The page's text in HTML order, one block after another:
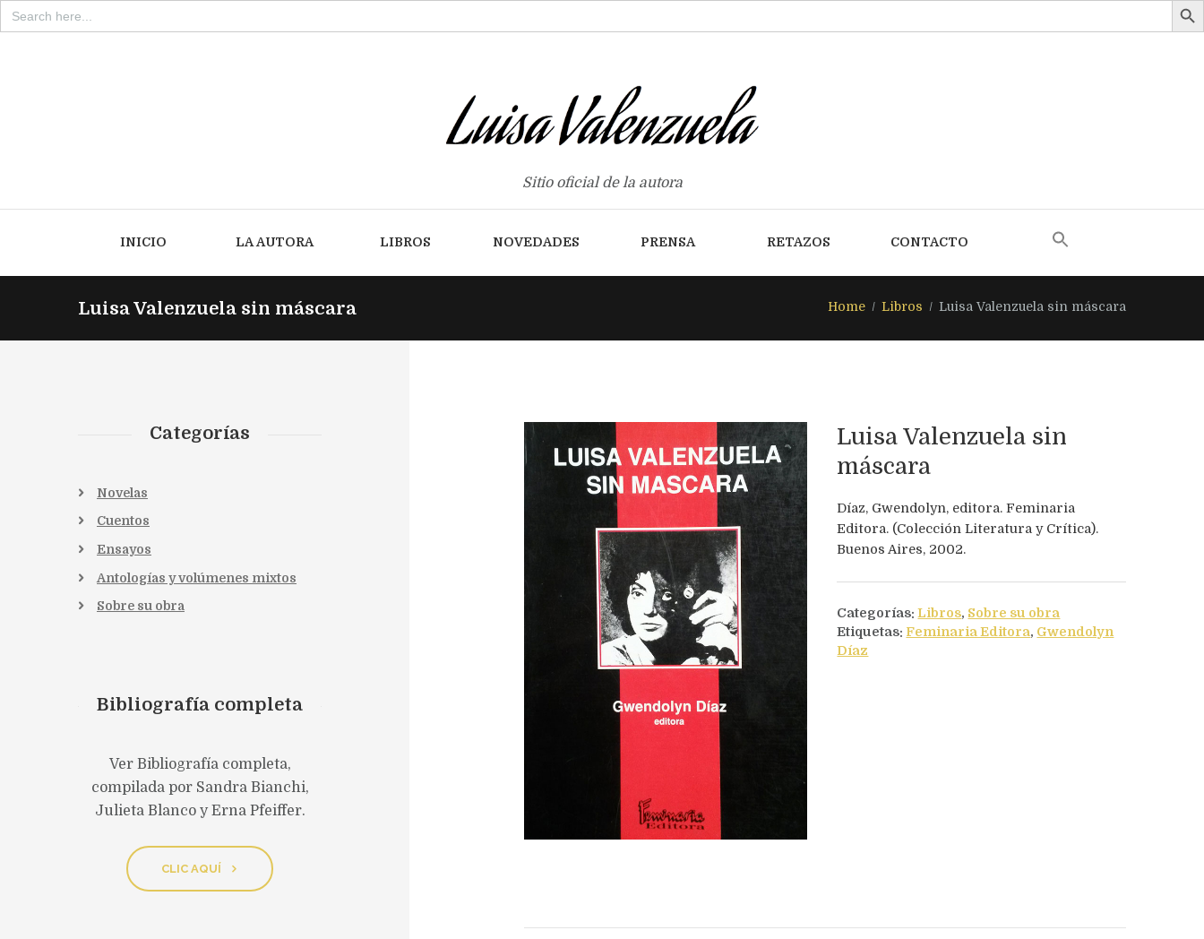
Search
for:
Sitio oficial de la autora
INICIO LA AUTORA LIBROS NOVEDADES PRENSA RETAZOS CONTACTO
Luisa Valenzuela sin máscara Home Libros Luisa Valenzuela sin máscara
Siguiente
La palabra en vilo...
Luisa Valenzuela sin
máscara
Díaz, Gwendolyn, editora. Feminaria
Editora. (Colección Literatura y Crítica).
Buenos Aires, 2002.
Categorías:Libros, Sobre su obra
Etiquetas: Feminaria Editora, Gwendolyn
Díaz
Categorías
Novelas
Cuentos
Ensayos
Antologías y volúmenes mixtos
Sobre su obra
Bibliografía completa
Ver Bibliografía completa,
compilada por Sandra Bianchi,
Julieta Blanco y Erna Pfeiffer.
CLIC AQUÍ